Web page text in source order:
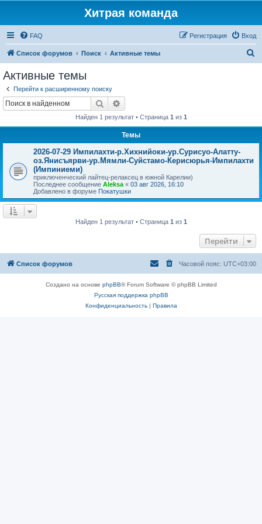
Хитрая команда
FAQ Вход
Регистрация
Список форумов Поиск Активные темы
Активные темы
Перейти к расширенному поиску
Поиск
Найден 1 результат • Страница 1 из 1
Темы
2026-07-29 Импилахти-р.Хихнийоки-ур.Сурисуо-Алатту-
оз.Янисъярви-ур.Мямли-Суйстамо-Керисюрья-Импилахти
(Импиниеми)
приключенческий лайтец-релаксец в южной Карелии)
Последнее сообщение Aleksa « 03 авг 2026, 16:10
Добавлено в форуме Покатушки
Найден 1 результат • Страница 1 из 1
Перейти
Список форумов Часовой пояс: UTC+03:00
Создано на основе phpBB® Forum Software © phpBB Limited
Русская поддержка phpBB
Конфиденциальность| Правила